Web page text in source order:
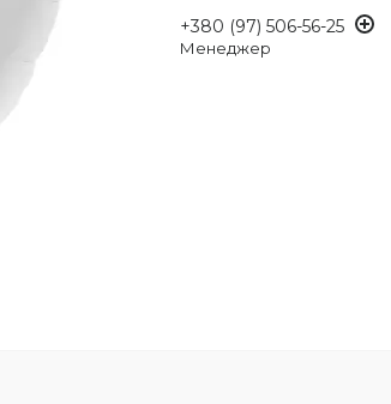
+380 (97) 506-56-25
Менеджер